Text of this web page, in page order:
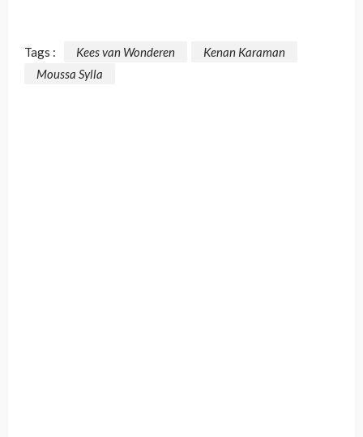
Tags : Kees van Wonderen
Kenan Karaman
Moussa Sylla